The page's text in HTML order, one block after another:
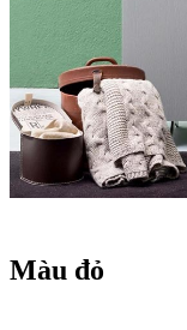
Màu đỏ